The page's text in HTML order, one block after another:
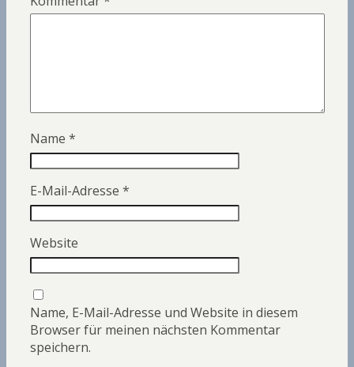
Name *
E-Mail-Adresse *
Website
Name, E-Mail-Adresse und Website in diesem
Browser für meinen nächsten Kommentar
speichern.